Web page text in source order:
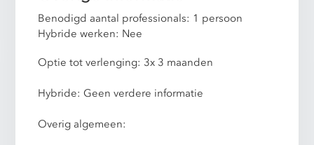
Benodigd aantal professionals: 1 persoon
Hybride werken: Nee
Optie tot verlenging: 3x 3 maanden
Hybride: Geen verdere informatie
Overig algemeen: